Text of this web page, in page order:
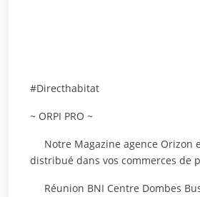
#Directhabitat
~ ORPI PRO ~
Notre Magazine agence Orizon
distribué dans vos commerces de
Réunion BNI Centre Dombes